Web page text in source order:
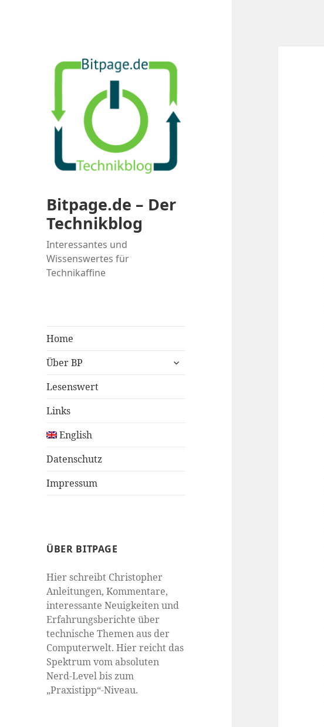
Bitpage.de – Der
Technikblog
Interessantes und
Wissenswertes für
Technikaffine
Home
Über BP
untermenü
Lesenswert
Links
English
Datenschutz
Impressum
ÜBER BITPAGE
Hier schreibt Christopher
Anleitungen, Kommentare,
interessante Neuigkeiten und
Erfahrungsberichte über
technische Themen aus der
Computerwelt. Hier reicht das
Spektrum vom absoluten
Nerd-Level bis zum
„Praxistipp“-Niveau.